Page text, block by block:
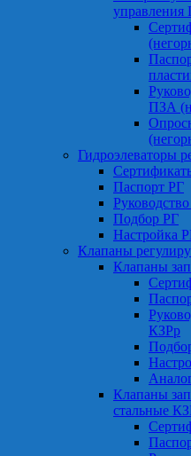
ПЗА
Гидроэлеваторы
Паспорт РГ
Подбор РГ
Настройка
Клапаны
Клапаны
КЗРр
Клапаны
стальные